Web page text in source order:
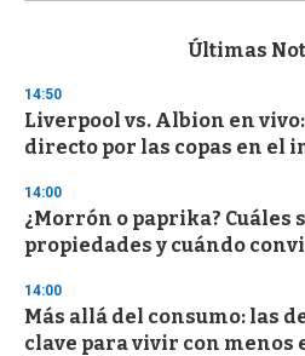
d
s
o
f
3
s
e
c
n
d
Últimas
14:50
Liverpool vs. Albion en
directo por las copas en el
14:00
¿Morrón o paprika? Cuáles
propiedades y cuándo
14:00
Más allá del consumo: las
clave para vivir con menos